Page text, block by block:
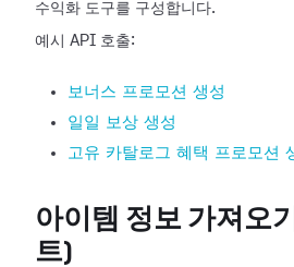
수익화 도구를 구성합니다.
예시 API 호출:
보너스 프로모션 생성
일일 보상 생성
고유 카탈로그 혜택 프로모션
아이템 정보 가져오
트)